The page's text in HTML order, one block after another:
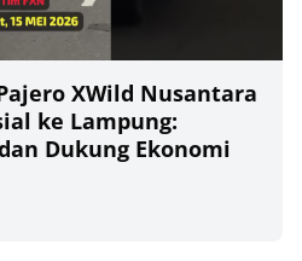
XWild Nusantara
ke Lampung:
Dukung Ekonomi